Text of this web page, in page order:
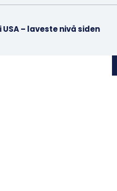
– laveste nivå siden